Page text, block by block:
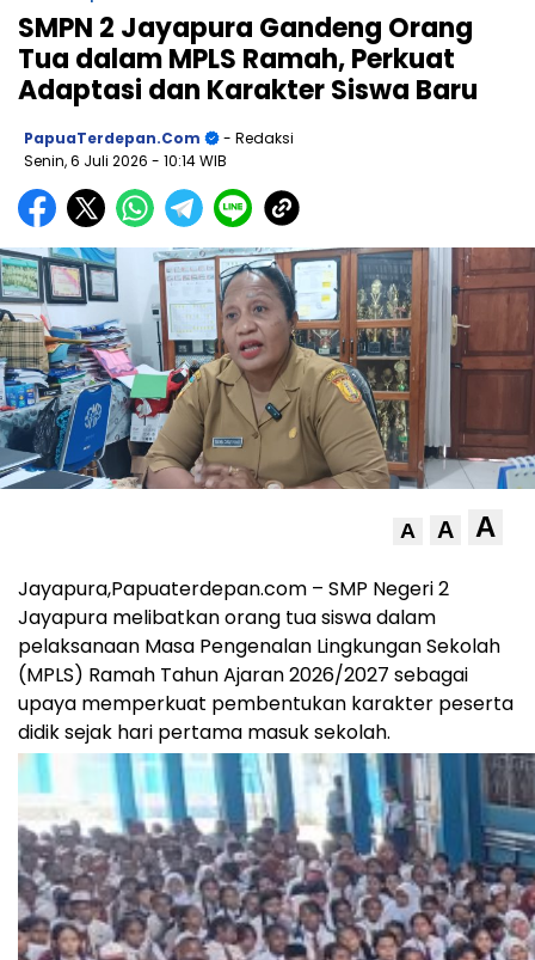
SMPN 2 Jayapura Gandeng Orang
Tua dalam MPLS Ramah, Perkuat
Adaptasi dan Karakter Siswa Baru
PapuaTerdepan.com
- Redaksi
Senin, 6 Juli 2026 - 10:14 WIB
A A A
Jayapura,Papuaterdepan.com – SMP Negeri 2
Jayapura melibatkan orang tua siswa dalam
pelaksanaan Masa Pengenalan Lingkungan Sekolah
(MPLS) Ramah Tahun Ajaran 2026/2027 sebagai
upaya memperkuat pembentukan karakter peserta
didik sejak hari pertama masuk sekolah.